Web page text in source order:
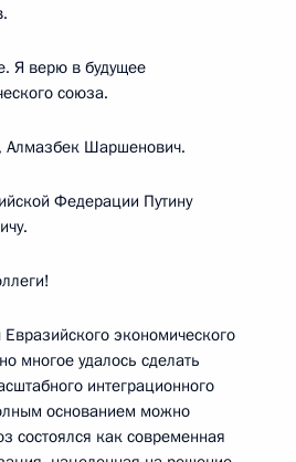
Я верю в будущее
союза.
Алмазбек Шаршенович.
Федерации Путину
экономического
многое удалось сделать
интеграционного
основанием можно
состоялся как современная